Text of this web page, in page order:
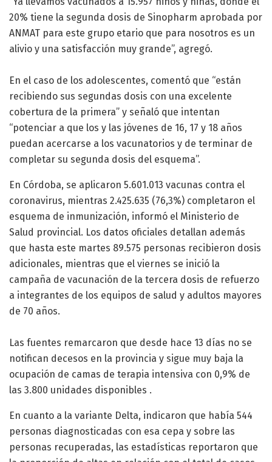
20% tiene la segunda dosis de Sinopharm aprobada por
ANMAT para este grupo etario que para nosotros es un
alivio y una satisfacción muy grande”, agregó.
En el caso de los adolescentes, comentó que “están
recibiendo sus segundas dosis con una excelente
cobertura de la primera” y señaló que intentan
“potenciar a que los y las jóvenes de 16, 17 y 18 años
puedan acercarse a los vacunatorios y de terminar de
completar su segunda dosis del esquema”.
En Córdoba, se aplicaron 5.601.013 vacunas contra el
coronavirus, mientras 2.425.635 (76,3%) completaron el
esquema de inmunización, informó el Ministerio de
Salud provincial. Los datos oficiales detallan además
que hasta este martes 89.575 personas recibieron dosis
adicionales, mientras que el viernes se inició la
campaña de vacunación de la tercera dosis de refuerzo
a integrantes de los equipos de salud y adultos mayores
de 70 años.
Las fuentes remarcaron que desde hace 13 días no se
notifican decesos en la provincia y sigue muy baja la
ocupación de camas de terapia intensiva con 0,9% de
las 3.800 unidades disponibles .
En cuanto a la variante Delta, indicaron que había 544
personas diagnosticadas con esa cepa y sobre las
personas recuperadas, las estadísticas reportaron que